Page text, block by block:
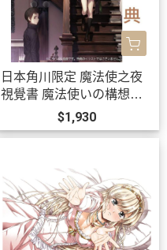
日本角川限定 魔法使之夜
視覺書 魔法使いの構想形
而 *11/20發售!
$1,930